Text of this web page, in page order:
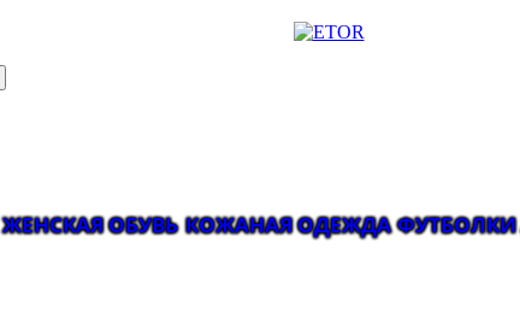
ЖЕНСКАЯ ОБУВЬ КОЖАНАЯ ОДЕЖДА ФУТБОЛКИ